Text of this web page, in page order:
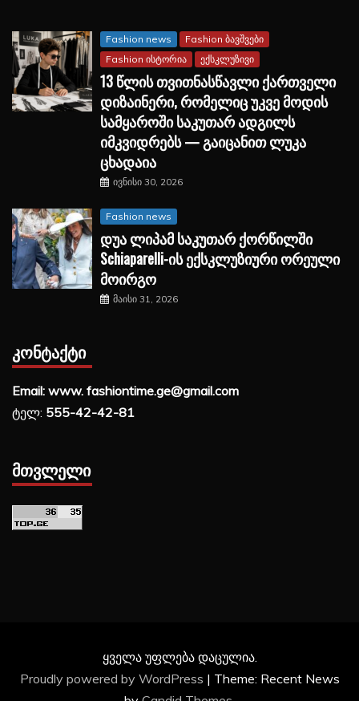
Fashion news
Fashion ბავშვები
Fashion ისტორია
ექსკლუზივი
13 წლის თვითნასწავლი ქართველი
დიზაინერი, რომელიც უკვე მოდის
სამყაროში საკუთარ ადგილს
იმკვიდრებს — გაიცანით ლუკა
ცხადაია
ივნისი 30, 2026
Fashion news
დუა ლიპამ საკუთარ ქორწილში
Schiaparelli-ის ექსკლუზიური ორეული
მოირგო
მაისი 31, 2026
ᲙᲝᲜᲢᲐᲥᲢᲘ
Email: www. fashiontime.ge@gmail.com
ტელ: 555-42-42-81
ᲛᲗᲕᲚᲔᲚᲘ
ყველა უფლება დაცულია.
Proudly powered by WordPress | Theme: Recent News